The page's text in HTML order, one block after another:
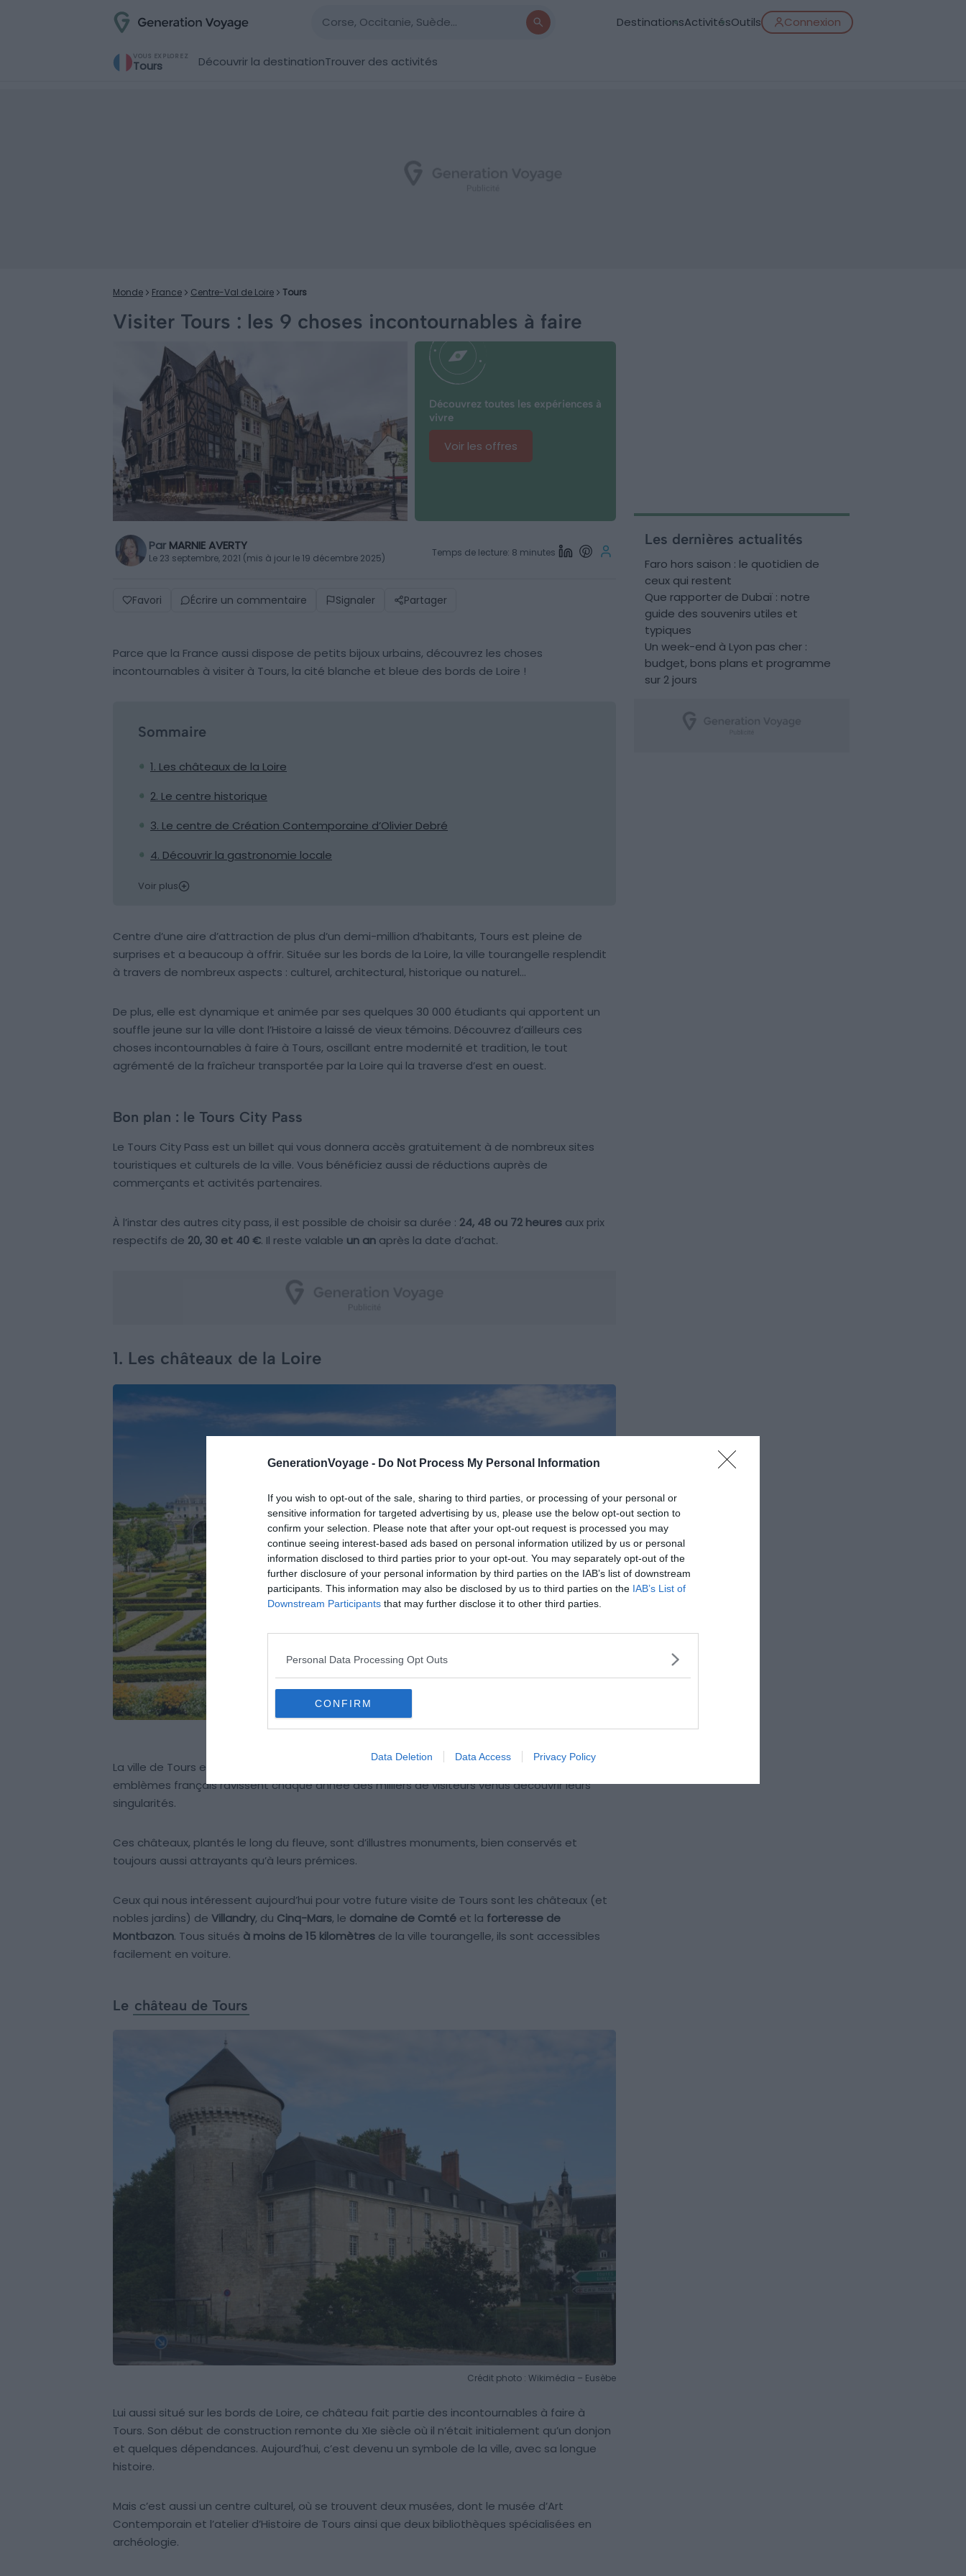
GenerationVoyage - Do Not Process My Personal Information
If you wish to opt-out of the sale, sharing to third parties, or processing of your personal or
sensitive information for targeted advertising by us, please use the below opt-out section to
confirm your selection. Please note that after your opt-out request is processed you may
continue seeing interest-based ads based on personal information utilized by us or personal
information disclosed to third parties prior to your opt-out. You may separately opt-out of the
further disclosure of your personal information by third parties on the IAB’s list of downstream
participants. This information may also be disclosed by us to third parties on the IAB’s List of
Downstream Participants that may further disclose it to other third parties.
Personal Data Processing Opt Outs
CONFIRM
Data Deletion Data Access Privacy Policy
DestinationsActivitésOutils Connexion
VOUS EXPLOREZ
Tours Découvrir la destinationTrouver des activités
Monde France Centre-Val de Loire Tours
Visiter Tours : les 9 choses incontournables à faire
Découvrez toutes les expériences à
vivre
Voir les offres
Par MARNIE AVERTY
Le 23 septembre, 2021 (mis à jour le 19 décembre 2025) Temps de lecture: 8 minutes
Favori Écrire un commentaire Signaler Partager
Parce que la France aussi dispose de petits bijoux urbains, découvrez les choses
incontournables à visiter à Tours, la cité blanche et bleue des bords de Loire !
Sommaire
1. Les châteaux de la Loire
2. Le centre historique
3. Le centre de Création Contemporaine d’Olivier Debré
4. Découvrir la gastronomie locale
Voir plus
Centre d’une aire d’attraction de plus d’un demi-million d’habitants, Tours est pleine de
surprises et a beaucoup à offrir. Située sur les bords de la Loire, la ville tourangelle resplendit
à travers de nombreux aspects : culturel, architectural, historique ou naturel…
De plus, elle est dynamique et animée par ses quelques 30 000 étudiants qui apportent un
souffle jeune sur la ville dont l’Histoire a laissé de vieux témoins. Découvrez d’ailleurs ces
choses incontournables à faire à Tours, oscillant entre modernité et tradition, le tout
agrémenté de la fraîcheur transportée par la Loire qui la traverse d’est en ouest.
Bon plan : le Tours City Pass
Le Tours City Pass est un billet qui vous donnera accès gratuitement à de nombreux sites
touristiques et culturels de la ville. Vous bénéficiez aussi de réductions auprès de
commerçants et activités partenaires.
À l’instar des autres city pass, il est possible de choisir sa durée : 24, 48 ou 72 heures aux prix
respectifs de 20, 30 et 40 €. Il reste valable un an après la date d’achat.
1. Les châteaux de la Loire
Crédit photo : Shutterstock – Richard Semik
La ville de Tours est traversée par la Loire. Et qui dit Loire dit châteaux de la Loire. Ces
emblèmes français ravissent chaque année des milliers de visiteurs venus découvrir leurs
singularités.
Ces châteaux, plantés le long du fleuve, sont d’illustres monuments, bien conservés et
toujours aussi attrayants qu’à leurs prémices.
Ceux qui nous intéressent aujourd’hui pour votre future visite de Tours sont les châteaux (et
nobles jardins) de Villandry, du Cinq-Mars, le domaine de Comté et la forteresse de
Montbazon. Tous situés à moins de 15 kilomètres de la ville tourangelle, ils sont accessibles
facilement en voiture.
Le château de Tours
Crédit photo : Wikimédia – Eusèbe
Lui aussi situé sur les bords de Loire, ce château fait partie des incontournables à faire à
Tours. Son début de construction remonte du XIe siècle où il n’était initialement qu’un donjon
et quelques dépendances. Aujourd’hui, c’est devenu un symbole de la ville, avec sa longue
histoire.
Mais c’est aussi un centre culturel, où se trouvent deux musées, dont le musée d’Art
Contemporain et l’atelier d’Histoire de Tours ainsi que deux bibliothèques spécialisées en
archéologie.
Les dernières actualités
Faro hors saison : le quotidien de
ceux qui restent
Que rapporter de Dubaï : notre
guide des souvenirs utiles et
typiques
Un week-end à Lyon pas cher :
budget, bons plans et programme
sur 2 jours